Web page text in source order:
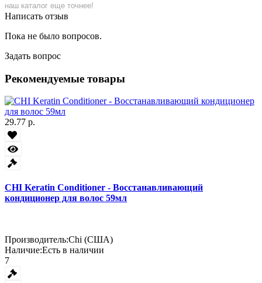
наш каталог еще точнее!
Написать отзыв
Пока не было вопросов.
Задать вопрос
Рекомендуемые товары
29.77 р.
CHI Keratin Conditioner - Восстанавливающий
кондиционер для волос 59мл
Производитель:Chi (США)
Наличие:Есть в наличии
7